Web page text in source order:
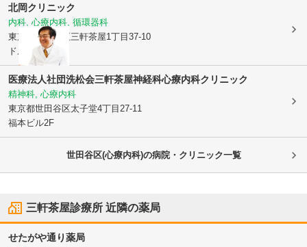
北岡クリニック
内科, 心療内科, 循環器科
東京都世田谷区三軒茶屋1丁目37-10
ドルフ三茶2階
医療法人社団洗松会三軒茶屋神経科心療内科クリニック
精神科, 心療内科
東京都世田谷区太子堂4丁目27-11
福本ビル2F
世田谷区(心療内科)の病院・クリニック一覧
三軒茶屋診療所 近隣の薬局
せたがや通り薬局